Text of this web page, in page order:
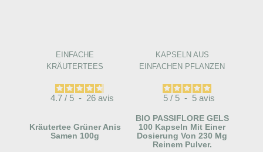
EINFACHE
KRÄUTERTEES
4.7 / 5 - 26 avis
Kräutertee Grüner Anis
Samen 100g
KAPSELN AUS
EINFACHEN PFLANZEN
5 / 5 - 5 avis
BIO PASSIFLORE GELS
100 Kapseln Mit Einer
Dosierung Von 230 Mg
Reinem Pulver.